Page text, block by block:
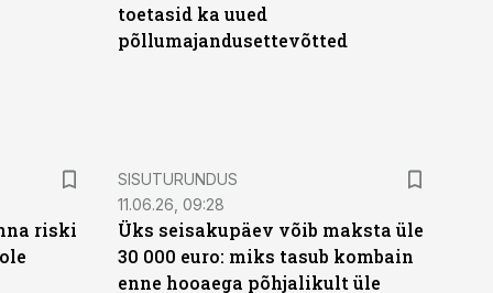
toetasid ka uued
põllumajandusettevõtted
riski
ST
SISUTURUNDUS
11.06.26, 09:28
Üks seisakupäev võib maksta üle
30 000 euro: miks tasub kombain
enne hooaega põhjalikult üle